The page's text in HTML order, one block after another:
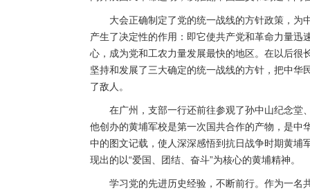
大会正确制定了党的统一战线的方针政策，为
产生了决定性的作用：即它使共产党和革命力量
心，成为党和工农力量发展最快的地区。在以后很
坚持和发展了三大确定的统一战线的方针，把中
了敌人。
在广州，支部一行还前往参观了孙中山纪念堂
他创办的黄埔军校是第一次国共合作的产物，是中
中的图文记载，使人深深感悟到抗日战争时期黄埔
现出的以“爱国、团结、奋斗”为核心的黄埔精神。
学习党的先进历史经验，不断前行。作为一名